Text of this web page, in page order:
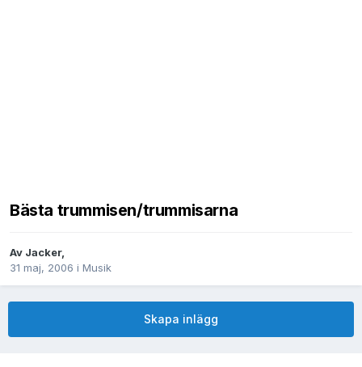
Bästa trummisen/trummisarna
Av Jacker,
31 maj, 2006 i Musik
Skapa inlägg